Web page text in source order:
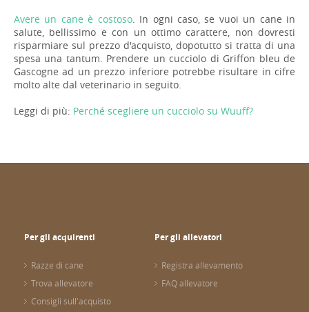
Avere un cane è costoso. In ogni caso, se vuoi un cane in
salute, bellissimo e con un ottimo carattere, non dovresti
risparmiare sul prezzo d'acquisto, dopotutto si tratta di una
spesa una tantum. Prendere un cucciolo di Griffon bleu de
Gascogne ad un prezzo inferiore potrebbe risultare in cifre
molto alte dal veterinario in seguito.
Leggi di più: Perché scegliere un cucciolo su Wuuff?
Per gli acquirenti
Razze di cane
Trova allevatore
Consigli sull'acquisto
Per gli allevatori
Registra allevamento
FAQ allevatore